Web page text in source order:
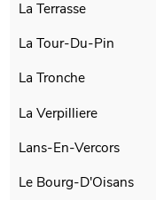
La Terrasse
La Tour-Du-Pin
La Tronche
La Verpilliere
Lans-En-Vercors
Le Bourg-D'Oisans